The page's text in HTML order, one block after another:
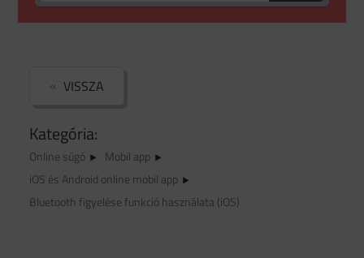
Kategória:
Online súgó
Mobil app
iOS és Android online mobil app
Bluetooth figyelése funkció használata (iOS)
VISSZA